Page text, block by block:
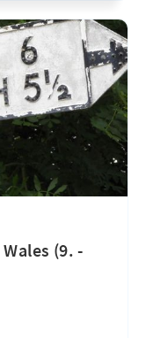
(9. -